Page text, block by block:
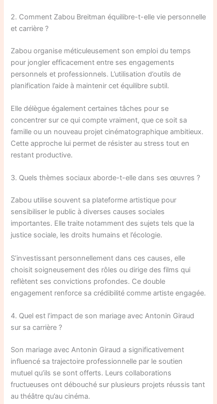
2. Comment Zabou Breitman équilibre-t-elle vie personnelle
et carrière ?
Zabou organise méticuleusement son emploi du temps
pour jongler efficacement entre ses engagements
personnels et professionnels. L’utilisation d’outils de
planification l’aide à maintenir cet équilibre subtil.
Elle délègue également certaines tâches pour se
concentrer sur ce qui compte vraiment, que ce soit sa
famille ou un nouveau projet cinématographique ambitieux.
Cette approche lui permet de résister au stress tout en
restant productive.
3. Quels thèmes sociaux aborde-t-elle dans ses œuvres ?
Zabou utilise souvent sa plateforme artistique pour
sensibiliser le public à diverses causes sociales
importantes. Elle traite notamment des sujets tels que la
justice sociale, les droits humains et l’écologie.
S’investissant personnellement dans ces causes, elle
choisit soigneusement des rôles ou dirige des films qui
reflètent ses convictions profondes. Ce double
engagement renforce sa crédibilité comme artiste engagée.
4. Quel est l’impact de son mariage avec Antonin Giraud
sur sa carrière ?
Son mariage avec Antonin Giraud a significativement
influencé sa trajectoire professionnelle par le soutien
mutuel qu’ils se sont offerts. Leurs collaborations
fructueuses ont débouché sur plusieurs projets réussis tant
au théâtre qu’au cinéma.